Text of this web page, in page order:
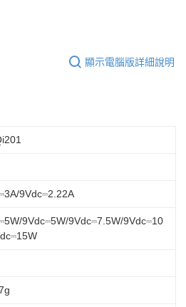
顯示電腦版詳細說明
9Vdc⎓2.22A
9Vdc⎓5W/9Vdc⎓7.5W/9Vdc⎓10